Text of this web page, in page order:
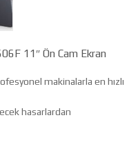
11″ Ön Cam Ekran
makinalarla en hızlı
hasarlardan